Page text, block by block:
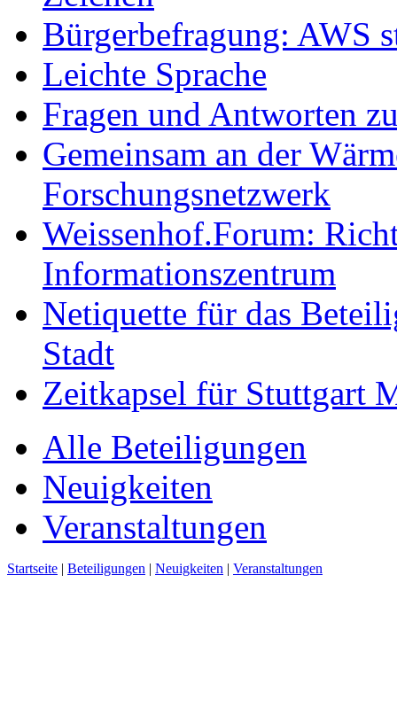
Bürgerbefragung: AWS
Leichte Sprache
Fragen und Antworten
Gemeinsam an der
Forschungsnetzwerk
Weissenhof.Forum:
Informationszentrum
Netiquette für das
Stadt
Zeitkapsel für Stuttgart
Alle Beteiligungen
Neuigkeiten
Veranstaltungen
Startseite | Beteiligungen | Neuigkeiten | Veranstaltungen